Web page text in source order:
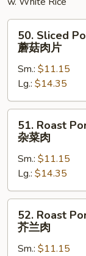
Sliced
Pork
Mushrooms
蘑
菇
50. Sliced
蘑菇肉片
Sm.: $11.15
Lg.: $14.35
Roast
Pork
Mixed
Vegetable
杂
51. Roast
杂菜肉
Sm.: $11.15
Lg.: $14.35
Roast
Pork
52. Roast
芥兰肉
Sm.: $11.15